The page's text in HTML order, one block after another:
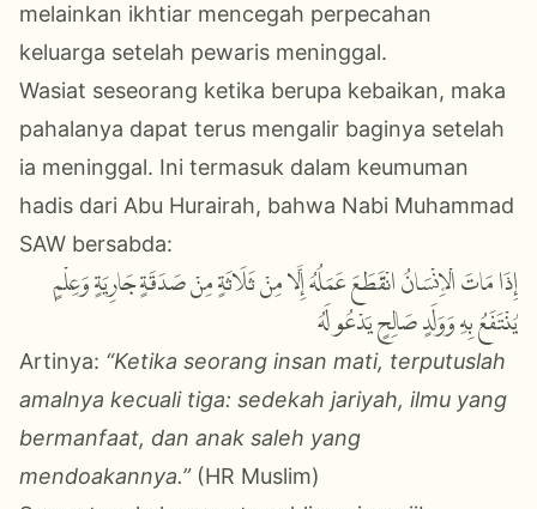
melainkan ikhtiar mencegah perpecahan
keluarga setelah pewaris meninggal.
Wasiat seseorang ketika berupa kebaikan, maka
pahalanya dapat terus mengalir baginya setelah
ia meninggal. Ini termasuk dalam keumuman
hadis dari Abu Hurairah, bahwa Nabi Muhammad
SAW bersabda:
إِذَا مَاتَ الْإِنْسَانُ انْقَطَعَ عَمَلُهُ إِلَّا مِنْ ثَلَاثَةٍ مِنْ صَدَقَةٍ جَارِيَةٍ وَعِلْمٍ
يُنْتَفَعُ بِهِ وَوَلَدٍ صَالِحٍ يَدْعُو لَهُ
Artinya: “Ketika seorang insan mati, terputuslah
amalnya kecuali tiga: sedekah jariyah, ilmu yang
bermanfaat, dan anak saleh yang
mendoakannya.”(HR Muslim)